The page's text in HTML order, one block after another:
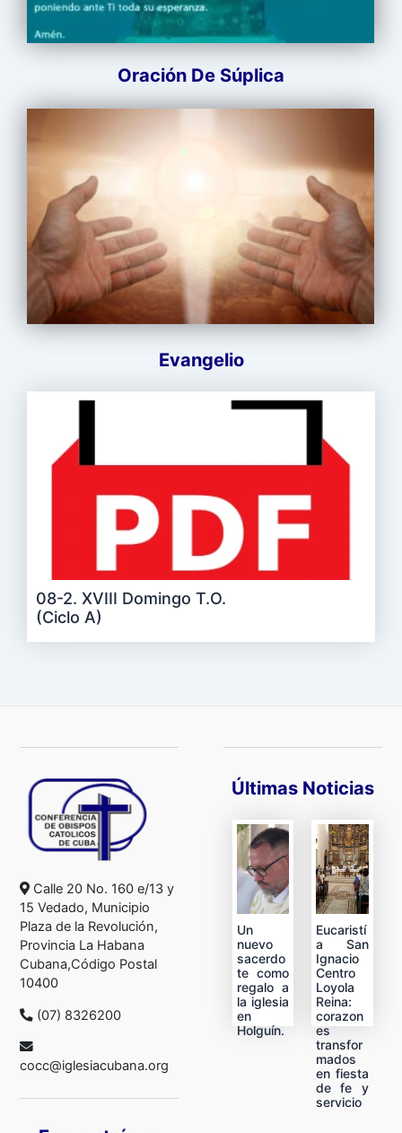
Oración De Súplica
Evangelio
08-2. XVIII Domingo T.O.
(Ciclo A)
Calle 20 No. 160 e/13 y
15 Vedado, Municipio
Plaza de la Revolución,
Provincia La Habana
Cubana,Código Postal
10400
(07) 8326200
cocc@iglesiacubana.org
Últimas Noticias
Un
nuevo
sacerdo
te como
regalo a
la iglesia
en
Holguín.
Eucaristí
a San
Ignacio
Centro
Loyola
Reina:
corazon
es
transfor
mados
en fiesta
de fe y
servicio